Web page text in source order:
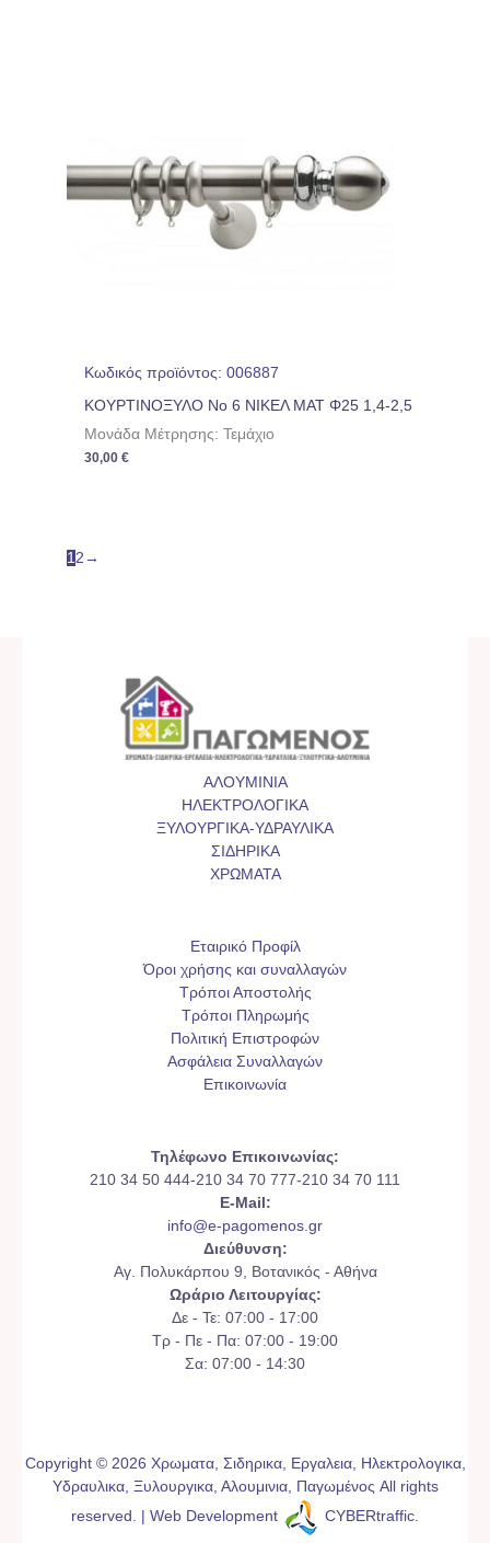
Κωδικός προϊόντος: 006887
ΚΟΥΡΤΙΝΟΞΥΛΟ Νο 6 ΝΙΚΕΛ ΜΑΤ Φ25 1,4-2,5
Μονάδα Μέτρησης: Τεμάχιο
30,00€
12 →
ΑΛΟΥΜΙΝΙΑ
ΗΛΕΚΤΡΟΛΟΓΙΚΑ
ΞΥΛΟΥΡΓΙΚΑ-ΥΔΡΑΥΛΙΚΑ
ΣΙΔΗΡΙΚΑ
ΧΡΩΜΑΤΑ
Εταιρικό Προφίλ
Όροι χρήσης και συναλλαγών
Τρόποι Αποστολής
Τρόποι Πληρωμής
Πολιτική Επιστροφών
Ασφάλεια Συναλλαγών
Επικοινωνία
Τηλέφωνο Επικοινωνίας:
210 34 50 444-210 34 70 777-210 34 70 111
E-Mail:
info@e-pagomenos.gr
Διεύθυνση:
Αγ. Πολυκάρπου 9, Βοτανικός - Αθήνα
Ωράριο Λειτουργίας:
Δε - Τε: 07:00 - 17:00
Τρ - Πε - Πα: 07:00 - 19:00
Σα: 07:00 - 14:30
Copyright © 2026 Χρωματα, Σιδηρικα, Εργαλεια, Ηλεκτρολογικα,
Υδραυλικα, Ξυλουργικα, Αλουμινια, Παγωμένος All rights
reserved. | Web Development
CYBERtraffic